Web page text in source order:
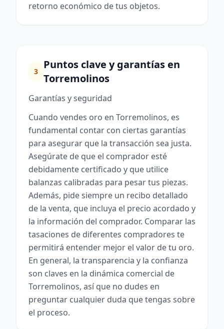
retorno económico de tus objetos.
3
Puntos clave y garantías en
Torremolinos
Garantías y seguridad
Cuando vendes oro en Torremolinos, es
fundamental contar con ciertas garantías
para asegurar que la transacción sea justa.
Asegúrate de que el comprador esté
debidamente certificado y que utilice
balanzas calibradas para pesar tus piezas.
Además, pide siempre un recibo detallado
de la venta, que incluya el precio acordado y
la información del comprador. Comparar las
tasaciones de diferentes compradores te
permitirá entender mejor el valor de tu oro.
En general, la transparencia y la confianza
son claves en la dinámica comercial de
Torremolinos, así que no dudes en
preguntar cualquier duda que tengas sobre
el proceso.